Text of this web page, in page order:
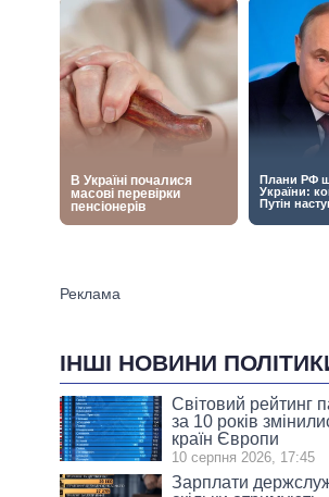
ІНШІ НОВИНИ
Світовий рейтинг
за 10 років
країн Європи
10 серпня 2026, 17:45
Зарплати